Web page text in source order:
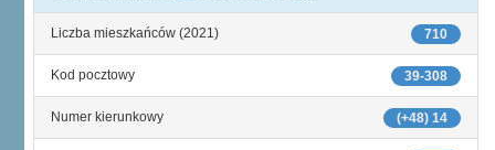
710
Liczba mieszkańców (2021)
39-308
Kod pocztowy
(+48) 14
Numer kierunkowy